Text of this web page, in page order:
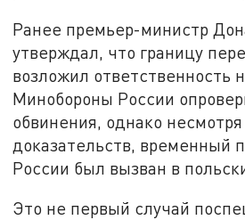
Ранее премьер-министр
утверждал, что границу
возложил ответственность
Минобороны России
обвинения, однако
доказательств, временный
России был вызван в
Это не первый случай